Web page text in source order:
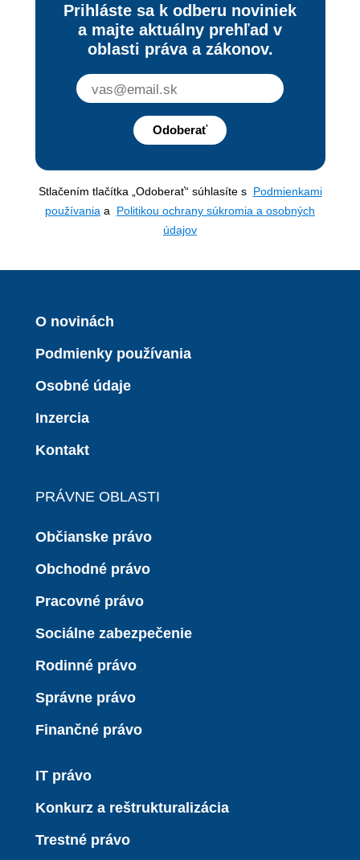
Prihláste sa k odberu noviniek
a majte aktuálny prehľad v
oblasti práva a zákonov.
Odoberať
Stlačením tlačítka „Odoberať“ súhlasíte s Podmienkami
používania a Politikou ochrany súkromia a osobných
údajov
O novinách
Podmienky používania
Osobné údaje
Inzercia
Kontakt
PRÁVNE OBLASTI
Občianske právo
Obchodné právo
Pracovné právo
Sociálne zabezpečenie
Rodinné právo
Správne právo
Finančné právo
IT právo
Konkurz a reštrukturalizácia
Trestné právo